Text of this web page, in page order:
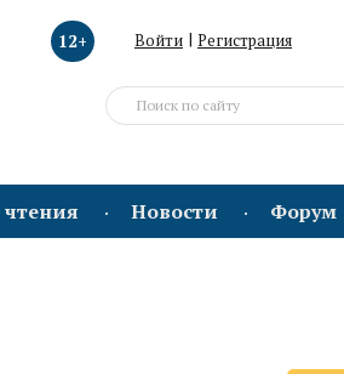
12+ Войти | Регистрация
Новости Форум